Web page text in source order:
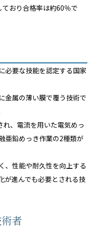
おり合格率は約60％で
必要な技能を認定する国家
金属の薄い膜で覆う技術で
、電流を用いた電気めっ
亜鉛めっき作業の2種類が
、性能や耐久性を向上する
が進んでも必要とされる技
者